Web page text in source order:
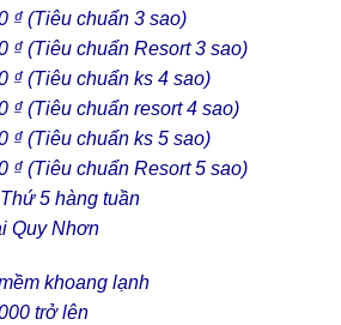
₫ (Tiêu chuẩn 3 sao)
₫ (Tiêu chuẩn Resort 3 sao)
₫ (Tiêu chuẩn ks 4 sao)
₫ (Tiêu chuẩn resort 4 sao)
₫ (Tiêu chuẩn ks 5 sao)
₫ (Tiêu chuẩn Resort 5 sao)
5 hàng tuần
Quy Nhơn
khoang lạnh
trở lên